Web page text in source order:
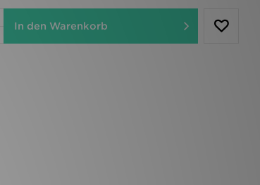
In den Warenkorb